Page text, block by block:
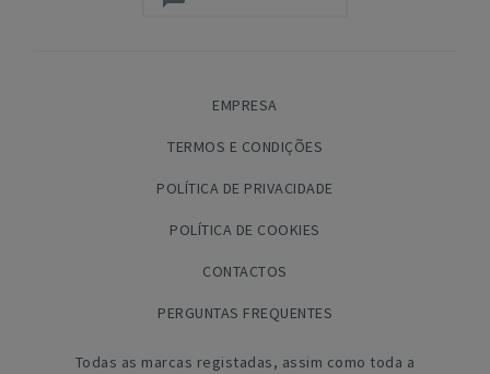
EMPRESA
TERMOS E CONDIÇÕES
POLÍTICA DE PRIVACIDADE
POLÍTICA DE COOKIES
CONTACTOS
PERGUNTAS FREQUENTES
Todas as marcas registadas, assim como toda a